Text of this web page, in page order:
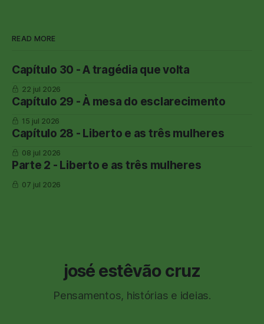
READ MORE
Capítulo 30 - A tragédia que volta
22 jul 2026
Capítulo 29 - À mesa do esclarecimento
15 jul 2026
Capítulo 28 - Liberto e as três mulheres
08 jul 2026
Parte 2 - Liberto e as três mulheres
07 jul 2026
josé estêvão cruz
Pensamentos, histórias e ideias.